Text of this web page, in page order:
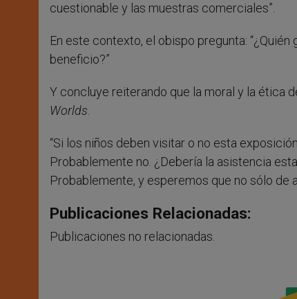
cuestionable y las muestras comerciales”.
En este contexto, el obispo pregunta:
beneficio?”
Y concluye reiterando que la moral y la ética
Worlds.
“Si los niños deben visitar o no esta
Probablemente no. ¿Debería la asistencia
Probablemente, y esperemos que no sólo de
Publicaciones Relacionadas:
Publicaciones no relacionadas.